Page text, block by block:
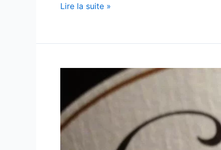
Muscat
Vignerons
Lunel
Lire la suite »